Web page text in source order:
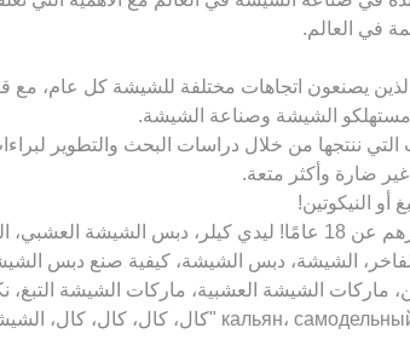
في العالم.
مستهلكو الشيشة وصناعة الشيشة.
ننتجها من خلال دراسات البحث والتطوير
ضارة وأكثر متعة.
أو النيكوتين!
ليس للبيع لمن تقل أعمارهم عن 18 عامًا! ليدي
الشيشة، دبس الشيشة، كيفية صنع دبس
ماركات الشيشة العشبية، ماركات الشيشة